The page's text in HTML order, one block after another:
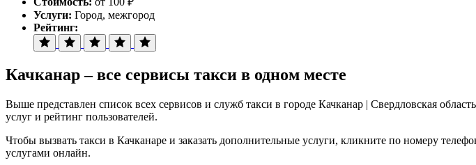
Услуги: Город, межгород
Рейтинг:
Качканар – все сервисы такси в одном месте
Выше представлен список всех сервисов и служб такси в городе Качканар | Свердловская
услуг и рейтинг пользователей.
Чтобы вызвать такси в Качканаре и заказать дополнительные услуги, кликните по номеру
услугами онлайн.